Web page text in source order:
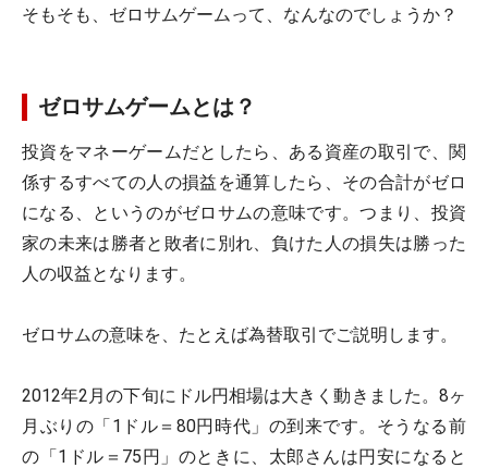
そもそも、ゼロサムゲームって、なんなのでしょうか？
ゼロサムゲームとは？
投資をマネーゲームだとしたら、ある資産の取引で、関
係するすべての人の損益を通算したら、その合計がゼロ
になる、というのがゼロサムの意味です。つまり、投資
家の未来は勝者と敗者に別れ、負けた人の損失は勝った
人の収益となります。
ゼロサムの意味を、たとえば為替取引でご説明します。
2012年2月の下旬にドル円相場は大きく動きました。8ヶ
月ぶりの「1ドル＝80円時代」の到来です。そうなる前
の「1ドル＝75円」のときに、太郎さんは円安になると